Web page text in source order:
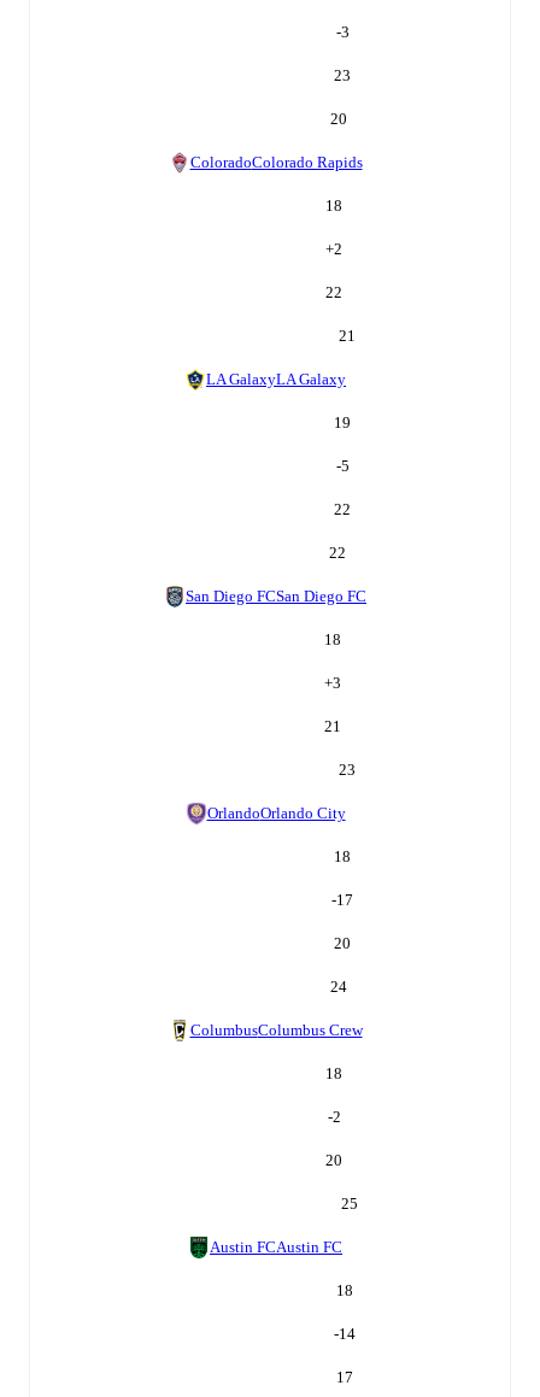
-3
23
20
ColoradoColorado Rapids
18
+2
22
21
LA GalaxyLA Galaxy
19
-5
22
22
San Diego FCSan Diego FC
18
+3
21
23
OrlandoOrlando City
18
-17
20
24
ColumbusColumbus Crew
18
-2
20
25
Austin FCAustin FC
18
-14
17